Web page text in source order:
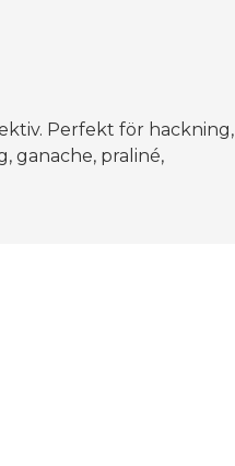
Perfekt för hackning,
ganache, praliné,